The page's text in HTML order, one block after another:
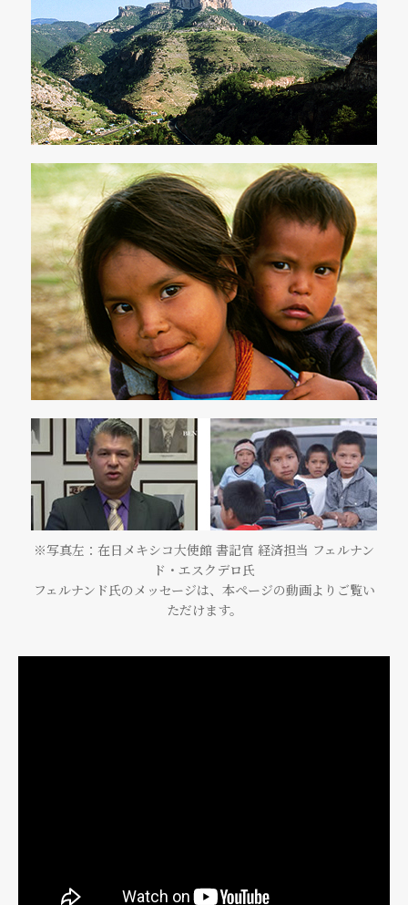
※写真左：在日メキシコ大使館 書記官 経済担当 フェルナン
ド・エスクデロ氏
フェルナンド氏のメッセージは、本ページの動画よりご覧い
ただけます。